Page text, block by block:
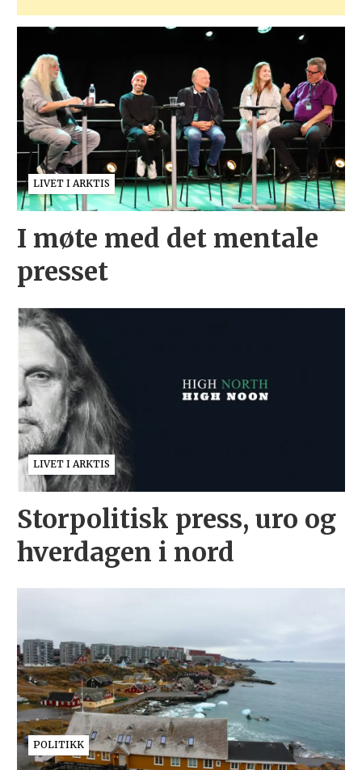
LIVET I ARKTIS
I møte med det mentale
presset
LIVET I ARKTIS
Storpolitisk press, uro og
hverdagen i nord
POLITIKK